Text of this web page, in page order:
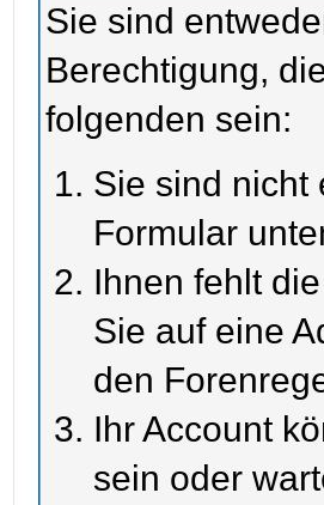
Sie sind
Berechtigung,
folgenden sein:
Sie sind nicht
Formular
Ihnen fehlt
Sie auf eine
den
Ihr Account
sein oder